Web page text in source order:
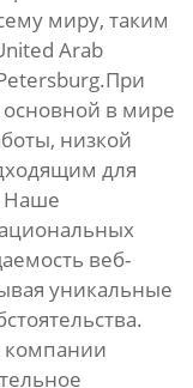
миру, таким
Arab
основной в мире
низкой
для
Наше
веб-
уникальные